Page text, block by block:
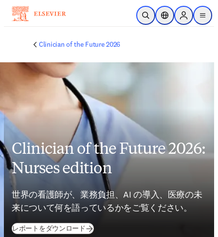
メインのコンテンツにスキップ
検索を開くロケーションセレ
Sign in to
menu
Clinician of the Future 2026
Clinician of the Future 2026:
Nurses edition
世界の看護師が、業務負担、AI の導入、医療の未
来について何を語っているかをご覧ください。
レポートをダウンロード(新しいタブ／ウィンドウで開く